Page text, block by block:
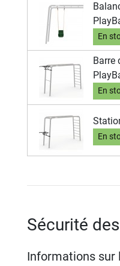
En
Barre
En
En
Sécurité
Informations sur